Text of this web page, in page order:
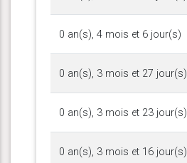
0 an(s), 4 mois et 6 jour(s)
0 an(s), 3 mois et 27 jour(s)
0 an(s), 3 mois et 23 jour(s)
0 an(s), 3 mois et 16 jour(s)